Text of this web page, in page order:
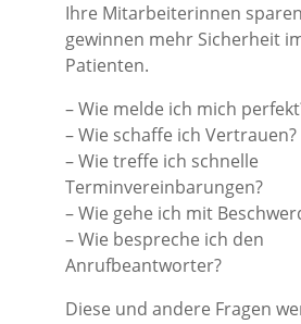
Ihre Mitarbeiterinnen
gewinnen mehr Sicherheit
Patienten.
– Wie melde ich mich
– Wie schaffe ich Vertrauen?
– Wie treffe ich schnelle
Terminvereinbarungen?
– Wie gehe ich mit
– Wie bespreche ich den
Anrufbeantworter?
Diese und andere Fragen